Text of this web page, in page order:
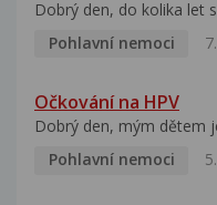
Dobrý den, do kolika let
Pohlavní nemoci
Očkování na HPV
Dobrý den, mým dětem
Pohlavní nemoci